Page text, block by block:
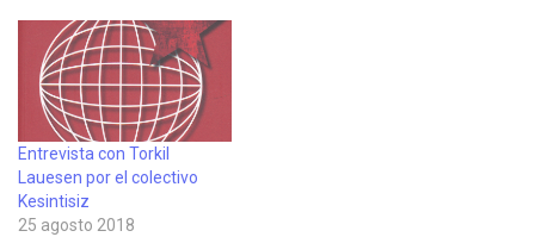
Entrevista con Torkil
Lauesen por el colectivo
Kesintisiz
25 agosto 2018